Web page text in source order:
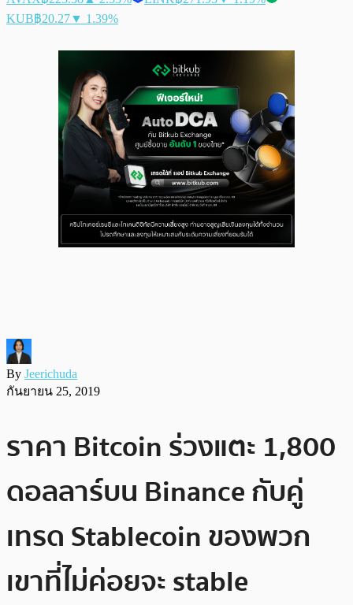
KUB฿20.27▼ 1.39%
By Jeerichuda
กันยายน 25, 2019
ราคา Bitcoin ร่วงแตะ 1,800
ดอลลาร์บน Binance กับคู่
เทรด Stablecoin ของพวก
เขาที่ไม่ค่อยจะ stable